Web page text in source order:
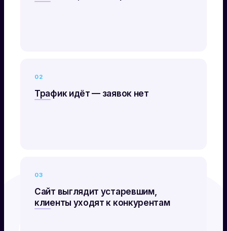
02
Трафик идёт — заявок нет
03
Сайт выглядит устаревшим,
клиенты уходят к конкурентам